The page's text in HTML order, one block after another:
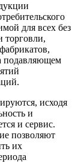
для всех без
торговли,
подавляющем
исходя
и
и сервис.
позволяют
их